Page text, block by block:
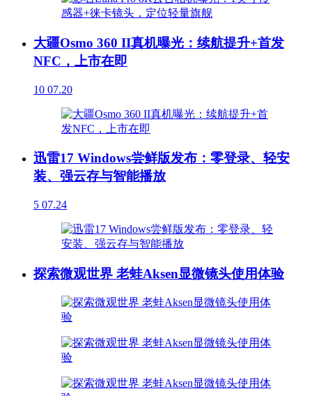
大疆Osmo 360 II真机曝光：续航提升+首发
NFC，上市在即
10 07.20
迅雷17 Windows尝鲜版发布：零登录、轻安
装、强云存与智能播放
5 07.24
探索微观世界 老蛙Aksen显微镜头使用体验